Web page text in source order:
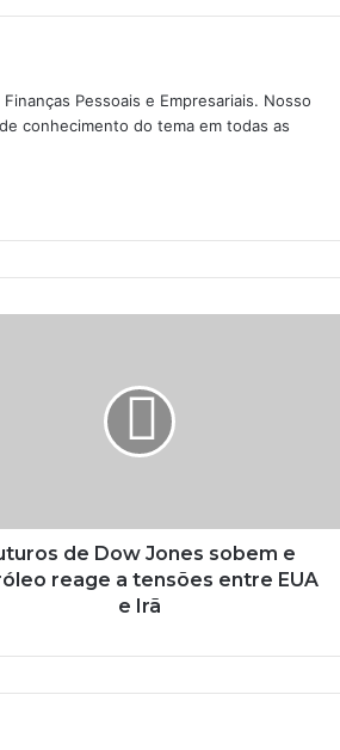
Pessoais e Empresariais. Nosso
conhecimento do tema em todas as
de Dow Jones sobem e
reage a tensões entre EUA
e Irã